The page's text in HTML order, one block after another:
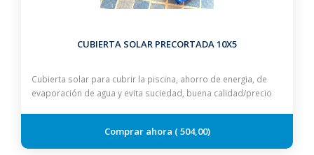
CUBIERTA SOLAR PRECORTADA 10X5
Cubierta solar para cubrir la piscina, ahorro de energia, de
evaporación de agua y evita suciedad, buena calidad/precio
504,00